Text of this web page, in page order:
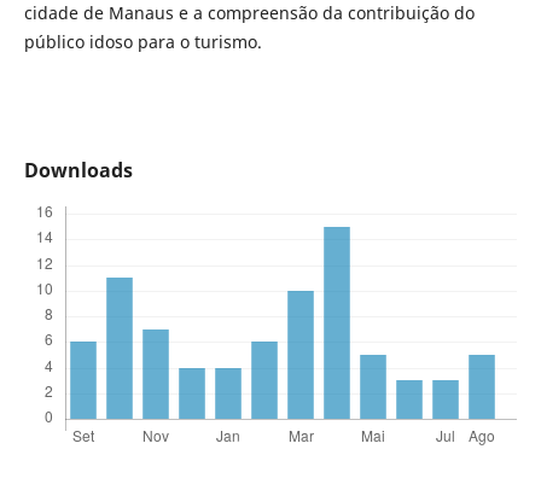
cidade de Manaus e a compreensão da contribuição do
público idoso para o turismo.
Downloads